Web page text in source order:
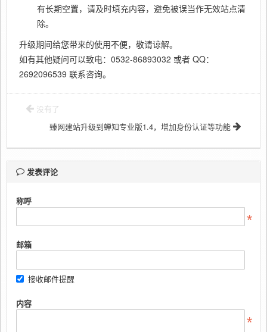
有长期空置，请及时填充内容，避免被误当作无效站点清
除。
升级期间给您带来的使用不便，敬请谅解。
如有其他疑问可以致电：0532-86893032 或者 QQ：
2692096539 联系咨询。
没有了
臻网建站升级到蝉知专业版1.4，增加身份认证等功能
发表评论
称呼
邮箱
接收邮件提醒
内容